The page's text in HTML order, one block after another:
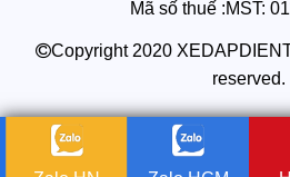
Mã số thuế :MST:
Copyright 2020
reserved.